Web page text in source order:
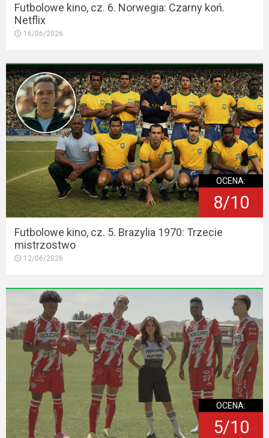
Futbolowe kino, cz. 6. Norwegia: Czarny koń.
Netflix
16/06/2026
OCENA:
8/10
Futbolowe kino, cz. 5. Brazylia 1970: Trzecie
mistrzostwo
12/06/2026
OCENA:
5/10